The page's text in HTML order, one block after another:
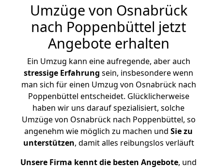
Umzüge von Osnabrück
nach Poppenbüttel jetzt
Angebote erhalten
Ein Umzug kann eine aufregende, aber auch
stressige Erfahrung sein, insbesondere wenn
man sich für einen Umzug von Osnabrück nach
Poppenbüttel entscheidet. Glücklicherweise
haben wir uns darauf spezialisiert, solche
Umzüge von Osnabrück nach Poppenbüttel, so
angenehm wie möglich zu machen und Sie zu
unterstützen, damit alles reibungslos verläuft
Unsere Firma kennt die besten Angebote, und